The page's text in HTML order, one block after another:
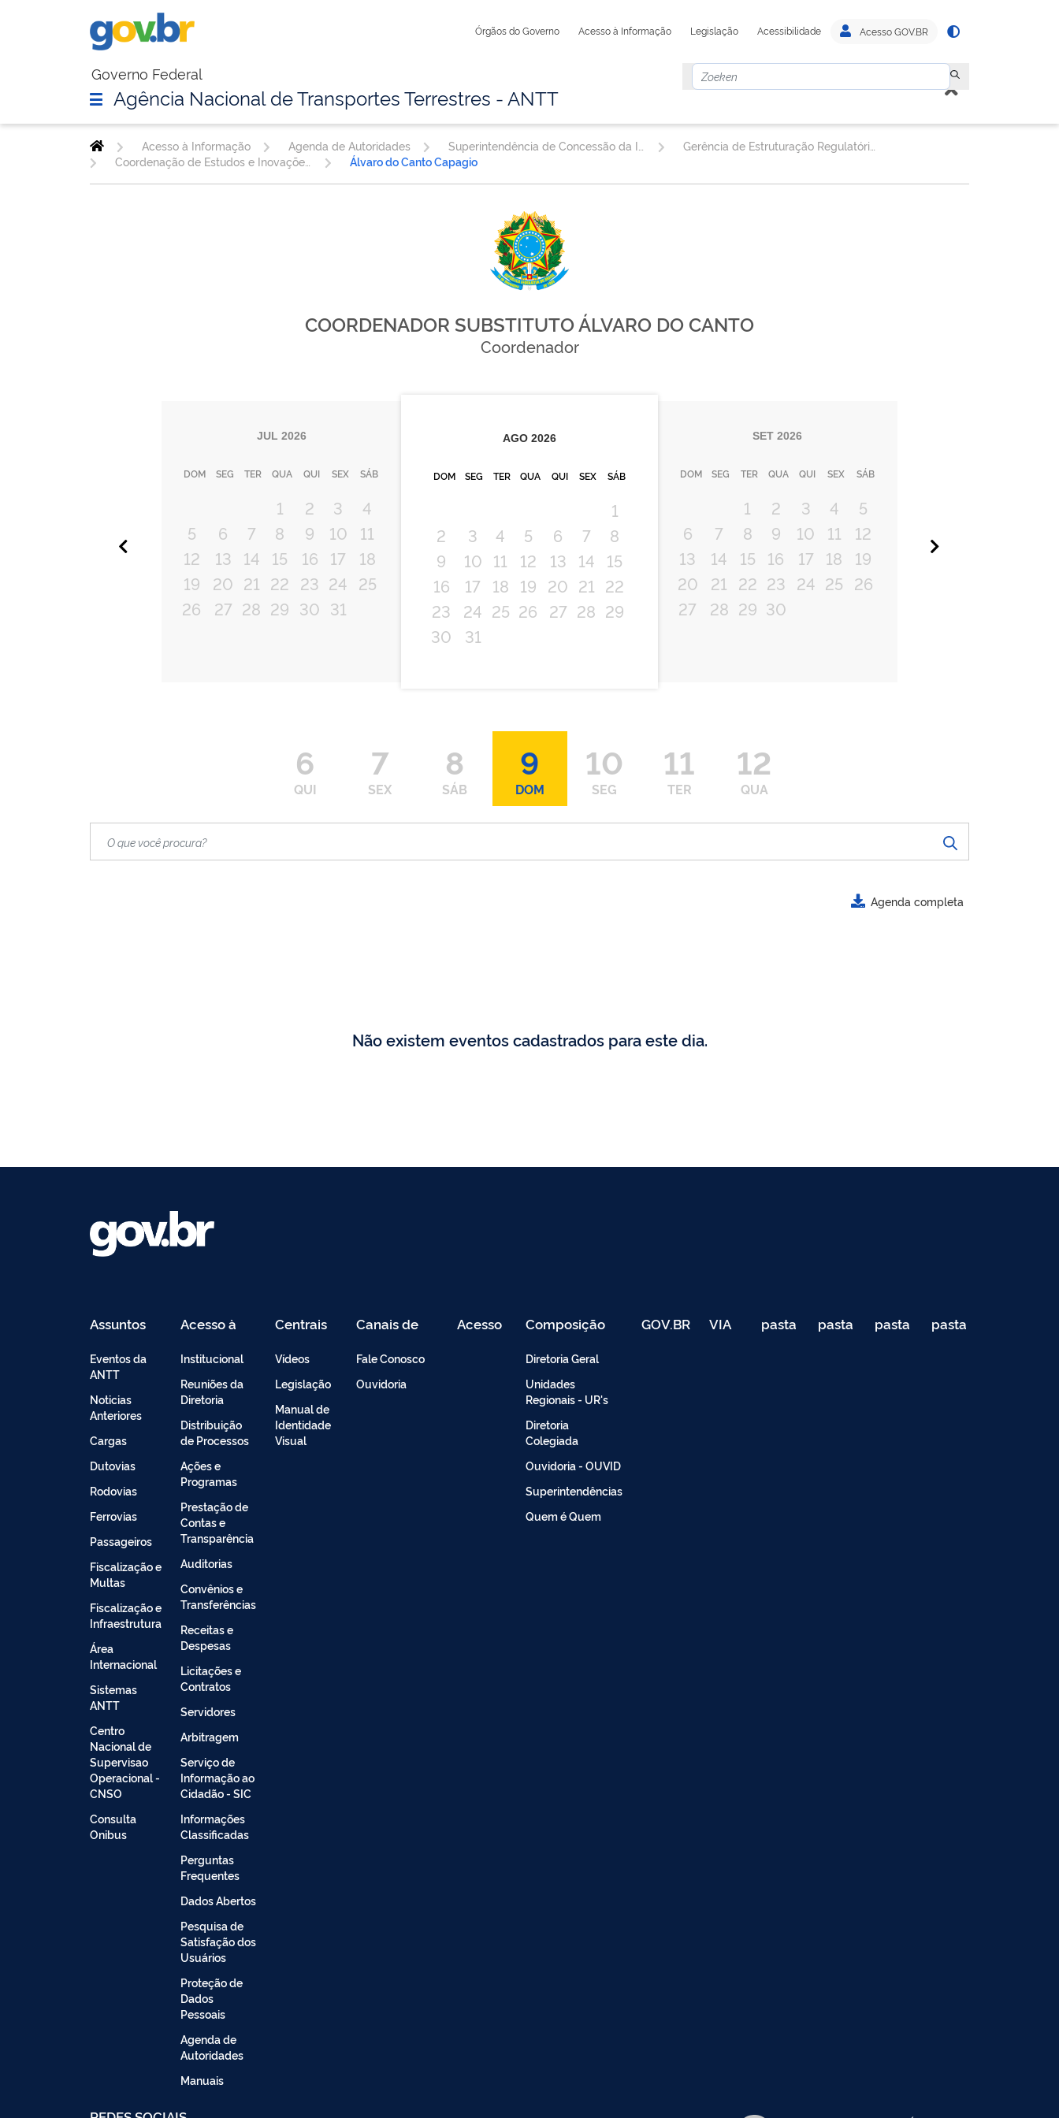
Órgãos do Governo Acesso à Informação Legislação Acessibilidade Acesso GOV.BR
Governo Federal
Agência Nacional de Transportes Terrestres - ANTT
Acesso à Informação Agenda de Autoridades
Coordenação de Estudos e Inovações Regulatórias - CINOV
Álvaro do Canto Capagio
COORDENADOR SUBSTITUTO ÁLVARO DO CANTO
Coordenador
JUL 2026
DOM SEG TER QUA QUI SEX SÁB
1 2 3
4
5
6 7 8 9 10
11
12
13 14 15 16 17
18
19
20 21 22 23 24 25
26
27 28 29 30 31
AGO 2026
DOM SEG TER QUA QUI SEX SÁB
1
2
3 4 5 6 7
8
9
10 11 12 13 14
15
16
17 18 19 20 21 22
23
24 25 26 27 28 29
30
31
SET 2026
DOM SEG TER QUA QUI SEX SÁB
1 2 3 4
5
6
7 8 9 10 11
12
13
14 15 16 17 18
19
20
21 22 23 24 25 26
27
28 29 30
6
QUI
7
SEX
8
SÁB
9
DOM
10
SEG
11
TER
12
QUA
Agenda completa
Não existem eventos cadastrados para este dia.
Assuntos
Eventos da
ANTT
Noticias
Anteriores
Cargas
Dutovias
Rodovias
Ferrovias
Passageiros
Fiscalização e
Multas
Fiscalização e
Infraestrutura
Área
Internacional
Sistemas
ANTT
Centro
Nacional de
Supervisao
Operacional -
CNSO
Consulta
Onibus
Acesso à
Informação
Institucional
Reuniões da
Diretoria
Distribuição
de Processos
Ações e
Programas
Prestação de
Contas e
Transparência
Auditorias
Convênios e
Transferências
Receitas e
Despesas
Licitações e
Contratos
Servidores
Arbitragem
Serviço de
Informação ao
Cidadão - SIC
Informações
Classificadas
Perguntas
Frequentes
Dados Abertos
Pesquisa de
Satisfação dos
Usuários
Proteção de
Dados
Pessoais
Agenda de
Autoridades
Manuais
Centrais
de
Vídeos
Legislação
Manual de
Identidade
Visual
Canais de
Atendimento
Fale Conosco
Ouvidoria
Acesso
Restrito
Composição
Diretoria Geral
Unidades
Regionais - UR's
Diretoria
Colegiada
Ouvidoria - OUVID
Superintendências
Quem é Quem
GOV.BR VIA
040
pasta
de
pasta
de
pasta
de
pasta
de